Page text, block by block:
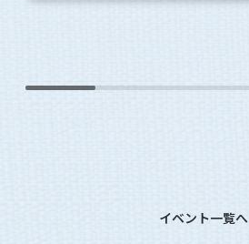
イベント一覧へ